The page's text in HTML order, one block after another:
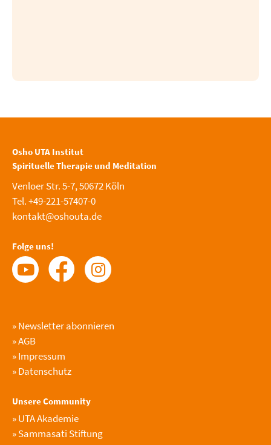
Osho UTA Institut
Spirituelle Therapie und Meditation
Venloer Str. 5-7, 50672 Köln
Tel. +49-221-57407-0
kontakt@oshouta.de
Folge uns!
»Newsletter abonnieren
»AGB
»Impressum
»Datenschutz
Unsere Community
»UTA Akademie
»Sammasati Stiftung